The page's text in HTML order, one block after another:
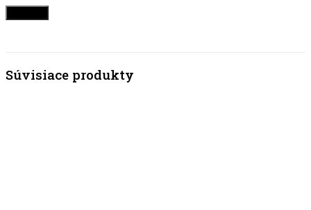
Súvisiace produkty